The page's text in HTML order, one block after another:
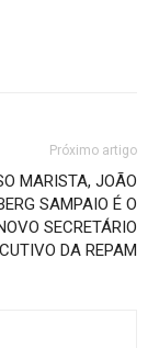
Próximo artigo
MARISTA, JOÃO
SAMPAIO É O
SECRETÁRIO
DA REPAM